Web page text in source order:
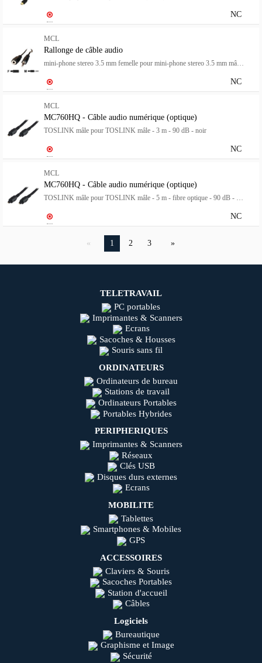
NC
MCL
Rallonge de câble audio
NC
MCL
MC760HQ - Câble audio numérique (optique)
TOSLINK mâle pour TOSLINK mâle - 3 m - 90 dB - noir
NC
MCL
MC760HQ - Câble audio numérique (optique)
NC
1 2 3
TELETRAVAIL
PC portables
Imprimantes & Scanners
Ecrans
Sacoches & Housses
Souris sans fil
ORDINATEURS
Ordinateurs de bureau
Stations de travail
Ordinateurs Portables
Portables Hybrides
PERIPHERIQUES
Imprimantes & Scanners
Réseaux
Clés USB
Disques durs externes
Ecrans
MOBILITE
Tablettes
Smartphones & Mobiles
GPS
ACCESSOIRES
Claviers & Souris
Sacoches Portables
Station d'accueil
Câbles
Logiciels
Bureautique
Graphisme et Image
Sécurité